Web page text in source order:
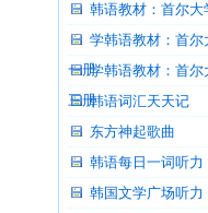
韩语教材：首尔大
学韩语教材：首尔
一册学韩语教材：首尔
三册韩语词汇天天记
东方神起歌曲
韩语每日一词听力
韩国文学广场听力